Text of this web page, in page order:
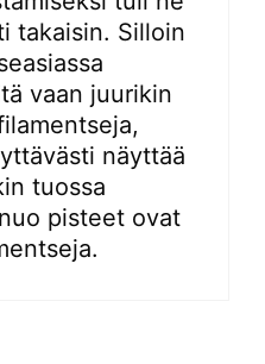
takaisin. Silloin
vaan juurikin
näyttää
tuossa
pisteet ovat